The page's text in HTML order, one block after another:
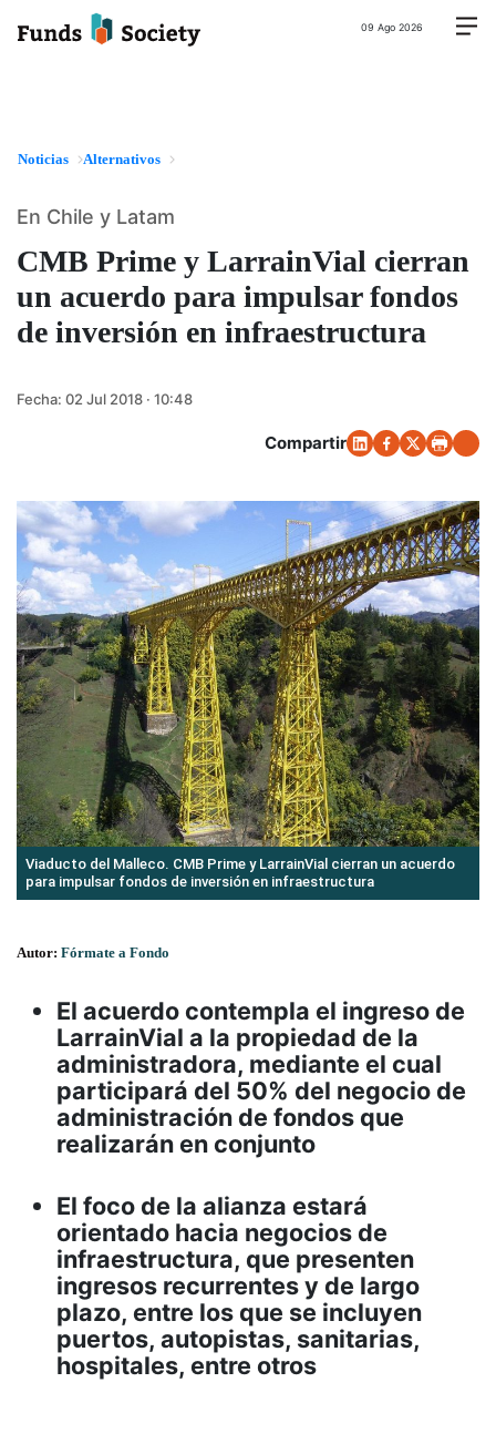
09 Ago 2026
Noticias Alternativos
CMB Prime y LarrainVial cierran
un acuerdo para impulsar fondos
de inversión en infraestructura
En Chile y Latam
Fecha: 02 Jul 2018 · 10:48
Compartir
Viaducto del Malleco. CMB Prime y LarrainVial cierran un acuerdo
para impulsar fondos de inversión en infraestructura
Autor: Fórmate a Fondo
El acuerdo contempla el ingreso de
LarrainVial a la propiedad de la
administradora, mediante el cual
participará del 50% del negocio de
administración de fondos que
realizarán en conjunto
El foco de la alianza estará
orientado hacia negocios de
infraestructura, que presenten
ingresos recurrentes y de largo
plazo, entre los que se incluyen
puertos, autopistas, sanitarias,
hospitales, entre otros